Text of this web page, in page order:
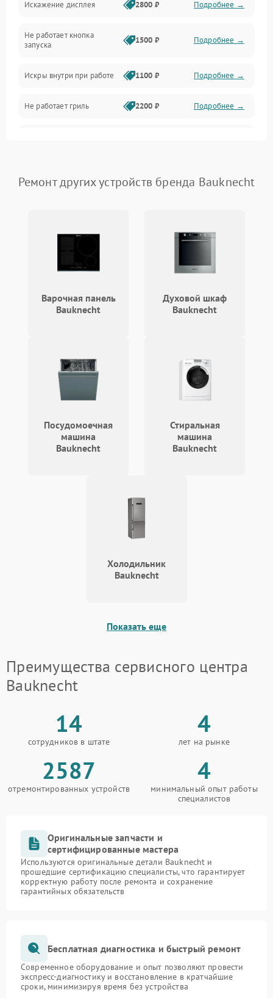
Питание и запуск
Нагрев и приготовление
Программное обеспечение
Искажение дисплея 2800 ₽ Подробнее →
Не работает кнопка
запуска
1500 ₽ Подробнее →
Искры внутри при работе 1100 ₽ Подробнее →
Не работает гриль 2200 ₽ Подробнее →
Появление запаха гари 2400 ₽ Подробнее →
Поломка системы
Подробнее →
Ремонт других устройств бренда Bauknecht
Варочная панель
Bauknecht
Духовой шкаф
Bauknecht
Посудомоечная
машина
Bauknecht
Стиральная
машина
Bauknecht
Холодильник
Bauknecht
Показать еще
Преимущества сервисного центра
Bauknecht
14
сотрудников в штате
4
лет на рынке
2587
отремонтированных устройств
4
минимальный опыт работы
специалистов
Оригинальные запчасти и
сертифицированные мастера
Используются оригинальные детали Bauknecht и
прошедшие сертификацию специалисты, что гарантирует
корректную работу после ремонта и сохранение
гарантийных обязательств
Бесплатная диагностика и быстрый ремонт
Современное оборудование и опыт позволяют провести
экспресс-диагностику и восстановление в кратчайшие
сроки, минимизируя время без устройства